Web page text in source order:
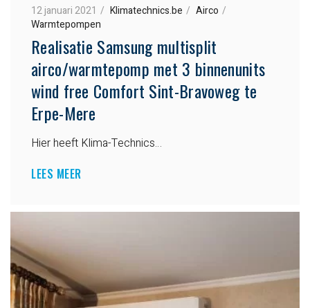
12 januari 2021 Klimatechnics.be
Airco
Warmtepompen
Realisatie Samsung multisplit
airco/warmtepomp met 3 binnenunits
wind free Comfort Sint-Bravoweg te
Erpe-Mere
Hier heeft Klima-Technics…
LEES MEER